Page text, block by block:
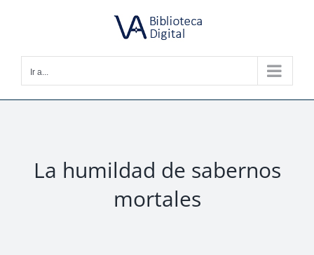
Ir a...
La humildad de sabernos
mortales